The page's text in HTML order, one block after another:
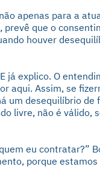
apenas para a
prevê que o
houver
já explico. O
aqui. Assim, se
um desequilíbrio
livre, não é válido,
eu contratar?”
porque